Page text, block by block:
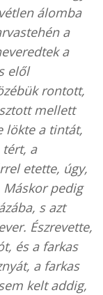
álomba
a
a
elől
rontott,
mellett
lökte a tintát,
a
etette, úgy,
pedig
s azt
Észrevette,
és a farkas
a farkas
kelt addig,